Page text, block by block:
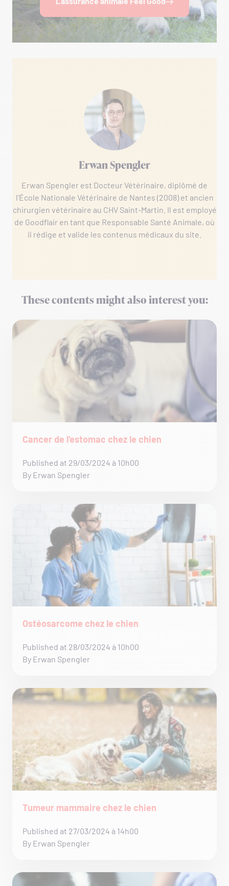
Erwan Spengler
Erwan Spengler est Docteur Vétérinaire, diplômé de
l'École Nationale Vétérinaire de Nantes (2008) et ancien
chirurgien vétérinaire au CHV Saint-Martin. Il est employé
de Goodflair en tant que Responsable Santé Animale, où
il rédige et valide les contenus médicaux du site.
These contents might also interest you:
Cancer de l’estomac chez le chien
Published at 29/03/2024 à 10h00
By Erwan Spengler
Ostéosarcome chez le chien
Published at 28/03/2024 à 10h00
By Erwan Spengler
Tumeur mammaire chez le chien
Published at 27/03/2024 à 14h00
By Erwan Spengler